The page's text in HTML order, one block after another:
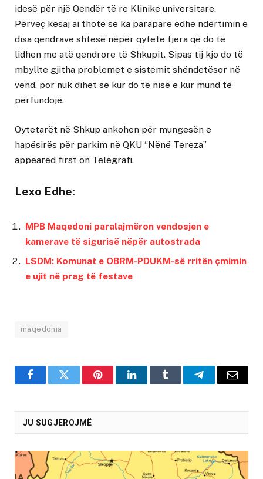
idesë për një Qendër të re Klinike universitare.
Përveç kësaj ai thotë se ka paraparë edhe ndërtimin e
disa qendrave shtesë nëpër qytete tjera që do të
lidhen me atë qendrore të Shkupit. Sipas tij kjo do të
mbyllte gjitha problemet e sistemit shëndetësor në
vend, por nuk dihet se kur do të nisë e kur mund të
përfundojë.
Qytetarët në Shkup ankohen për mungesën e
hapësirës për parkim në QKU “Nënë Tereza”
appeared first on Telegrafi.
Lexo Edhe:
MPB Maqedoni paralajmëron vendosjen e
kamerave të sigurisë nëpër autostrada
LSDM: Komunat e OBRM-PDUKM-së rritën çmimin
e ujit në prag të festave
maqedonia
FacebookTwitter PinterestLinkedInTumblr TelegramEmail
JU SUGJEROJMË